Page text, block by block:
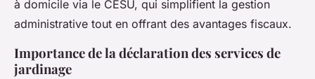
à domicile via le CESU, qui simplifient la gestion
administrative tout en offrant des avantages fiscaux.
Importance de la déclaration des services de
jardinage